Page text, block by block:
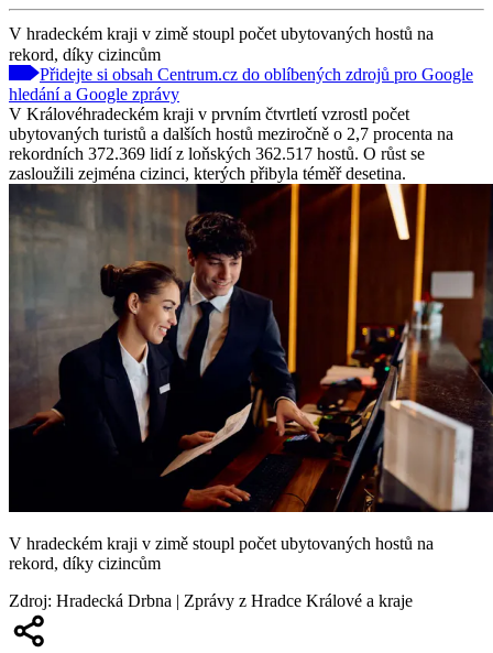
V hradeckém kraji v zimě stoupl počet ubytovaných hostů na
rekord, díky cizincům
Přidejte si obsah Centrum.cz do oblíbených zdrojů pro Google
hledání a Google zprávy
V Královéhradeckém kraji v prvním čtvrtletí vzrostl počet
ubytovaných turistů a dalších hostů meziročně o 2,7 procenta na
rekordních 372.369 lidí z loňských 362.517 hostů. O růst se
zasloužili zejména cizinci, kterých přibyla téměř desetina.
V hradeckém kraji v zimě stoupl počet ubytovaných hostů na
rekord, díky cizincům
Zdroj: Hradecká Drbna | Zprávy z Hradce Králové a kraje